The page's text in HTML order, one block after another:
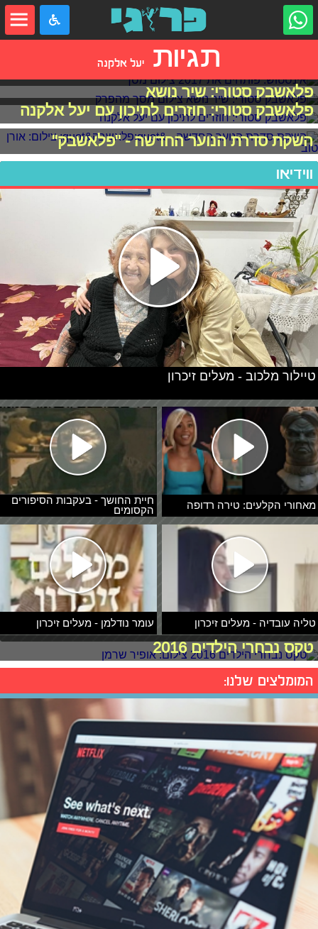
תגיות יעל אלקנה
אינסטוש: פותחים את 2017
פלאשבק סטורי: שיר נושא
פלאשבק סטורי: חוזרים לתיכון עם יעל אלקנה
השקת סדרת הנוער החדשה - "פלאשבק"
ווידיאו
מאחורי הקלעים: טירה רדופה
חיית החושך - בעקבות הסיפורים
הקסומים
טליה עובדיה - מעלים זיכרון עומר נודלמן - מעלים זיכרון
טיילור מלכוב - מעלים זיכרון
טקס נבחרי הילדים 2016
המומלצים שלנו: